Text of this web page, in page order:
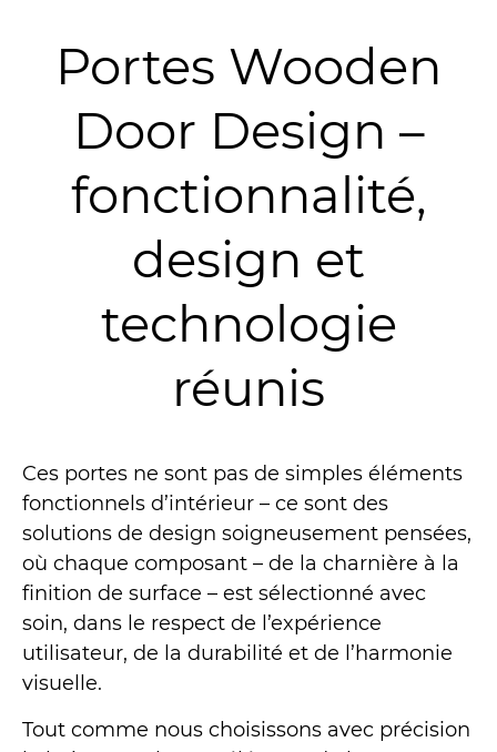
Portes Wooden
Door Design –
fonctionnalité,
design et
technologie
réunis
Ces portes ne sont pas de simples éléments
fonctionnels d’intérieur – ce sont des
solutions de design soigneusement pensées,
où chaque composant – de la charnière à la
finition de surface – est sélectionné avec
soin, dans le respect de l’expérience
utilisateur, de la durabilité et de l’harmonie
visuelle.
Tout comme nous choisissons avec précision